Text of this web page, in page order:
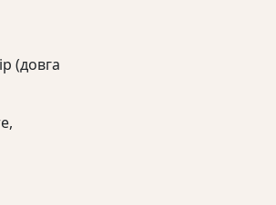
(довга